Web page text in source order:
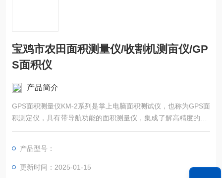
宝鸡市农田面积测量仪/收割机测亩仪/GP
S面积仪
产品简介
GPS面积测量仪KM-2系列是掌上电脑面积测试仪，也称为GPS面
积测定仪，具有带导航功能的面积测量仪，集成了解高精度的GP
S定位系统、精确的面积计算方法和智能化的掌上电脑系统，能
产品型号：
更新时间：2025-01-15